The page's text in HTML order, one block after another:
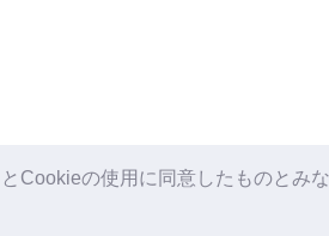
Cookieの使用に同意したものとみ
Corporation